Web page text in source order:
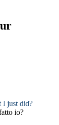
I just did?
io?